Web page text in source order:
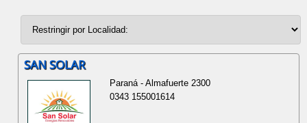
SAN SOLAR
Paraná - Almafuerte 2300
0343 155001614